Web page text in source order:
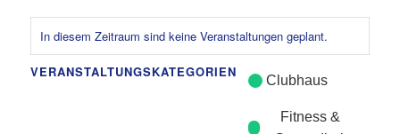
In diesem Zeitraum sind keine Veranstaltungen geplant.
VERANSTALTUNGSKATEGORIEN
Clubhaus
Fitness &